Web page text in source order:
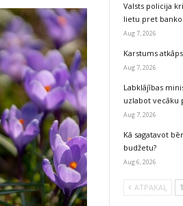
Valsts policija
lietu pret
Aug 7, 2026
Karstums
Aug 7, 2026
Labklājības
uzlabot vecāku
Aug 7, 2026
Kā sagatavot
budžetu?
Aug 6, 2026
ATPAKAĻ